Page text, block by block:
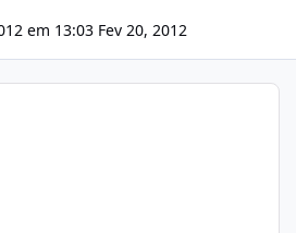
em 13:03 Fev 20, 2012